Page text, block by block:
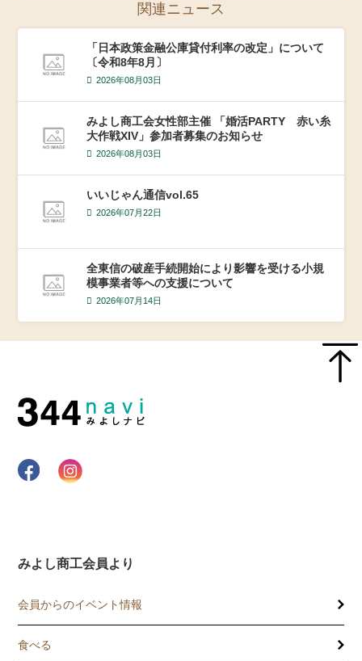
関連ニュース
「日本政策金融公庫貸付利率の改定」について
〔令和8年8月〕
2026年08月03日
みよし商工会女性部主催 「婚活PARTY 赤い糸
大作戦XIV」参加者募集のお知らせ
2026年08月03日
いいじゃん通信vol.65
2026年07月22日
全東信の破産手続開始により影響を受ける小規
模事業者等への支援について
2026年07月14日
みよし商工会員より
会員からのイベント情報
食べる